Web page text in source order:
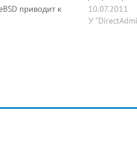
приводит к
fsck от руки.
ftp://
client.tar.Z
10.07.2011
У